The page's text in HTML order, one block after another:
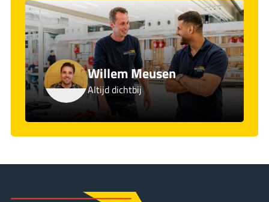
Willem Meusen
Altijd dichtbij